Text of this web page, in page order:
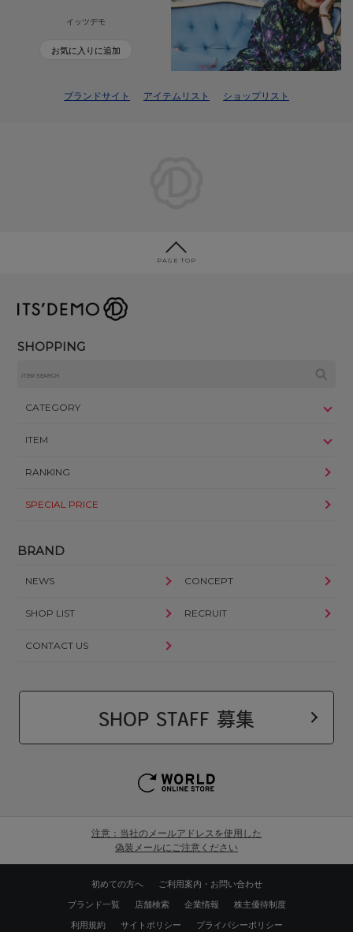
イッツデモ
お気に入りに追加
ブランドサイト アイテムリスト ショップリスト
PAGE TOP
SHOPPING
CATEGORY
ITEM
RANKING
SPECIAL PRICE
BRAND
NEWS CONCEPT
SHOP LIST RECRUIT
CONTACT US
SHOP STAFF 募集
注意：当社のメールアドレスを使用した
偽装メールにご注意ください
初めての方へ ご利用案内・お問い合わせ
ブランド一覧 店舗検索 企業情報 株主優待制度
利用規約 サイトポリシー プライバシーポリシー